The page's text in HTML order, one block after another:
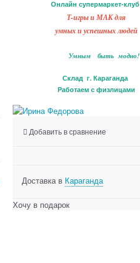
Онлайн супермаркет-клуб
Т-игры и МАК для
умных и успешных людей
Умным быть модно!
Склад г. Караганда
Работаем с физлицами
Добавить в сравнение
Доставка в Караганда
Хочу в подарок